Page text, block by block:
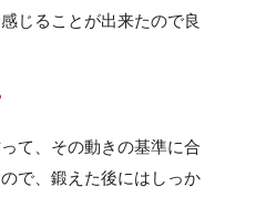
じることが出来たので良
て、その動きの基準に合
で、鍛えた後にはしっか